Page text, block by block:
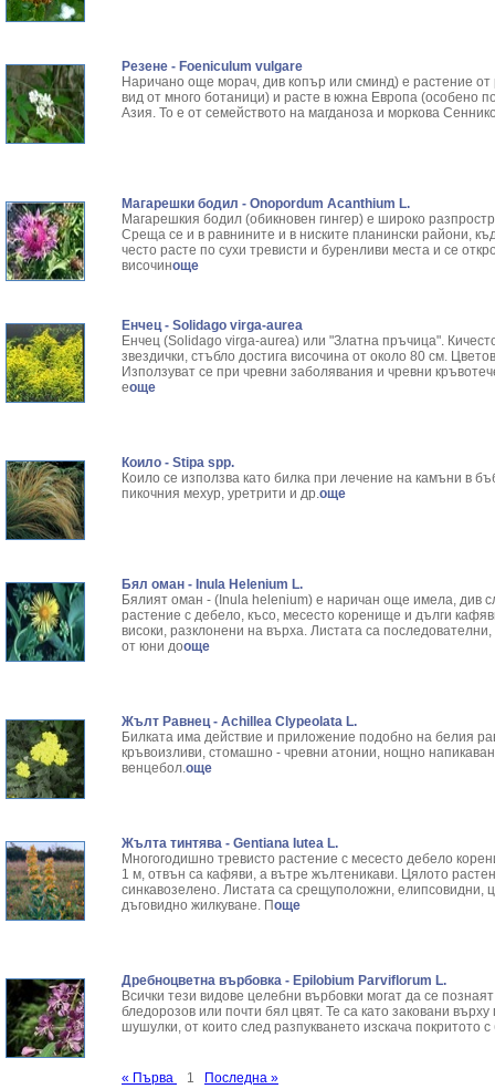
Резене - Foeniculum vulgare
Наричано още морач, див копър или сминд) е растение
вид от много ботаници) и расте в южна Европа (особено
Азия. То е от семейството на магданоза и моркова
Магарешки бодил - Onopordum Acanthium L.
Магарешкия бодил (обикновен гингер) е широко
Среща се и в равнините и в ниските планински райони,
често расте по сухи тревисти и буренливи места и се
височиноще
Енчец - Solidago virga-aurea
Енчец (Solidago virga-aurea) или "Златна пръчица".
звездички, стъбло достига височина от около 80 см.
Използуват се при чревни заболявания и чревни
еоще
Коило - Stipa spp.
Коило се използва като билка при лечение на камъни в
пикочния мехур, уретрити и др.още
Бял оман - Inula Helenium L.
Бялият оман - (Inula helenium) е наричан още имела, див
растение с дебело, късо, месесто коренище и дълги
високи, разклонени на върха. Листата са
от юни дооще
Жълт Равнец - Achillea Clypeolata L.
Билката има действие и приложение подобно на белия
кръвоизливи, стомашно - чревни атонии, нощно
венцебол.още
Жълта тинтява - Gentiana Iutea L.
Многогодишно тревисто растение с месесто дебело
1 м, отвън са кафяви, а вътре жълтеникави. Цялото
синкавозелено. Листата са срещуположни, елипсовидни,
дъговидно жилкуване. Поще
Дребноцветна върбовка - Epilobium Parviflorum L.
Всички тези видове целебни върбовки могат да се
бледорозов или почти бял цвят. Те са като заковани
шушулки, от които след разпукването изскача покритото
« Първа 1 Последна »